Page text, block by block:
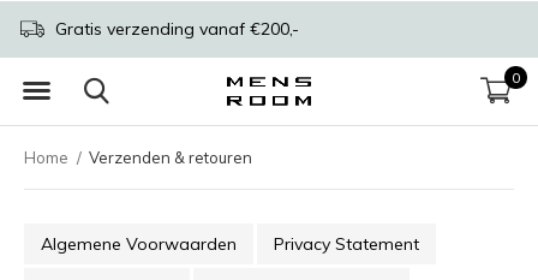
0
Gratis verzending vanaf €200,-
Home Verzenden & retouren
Algemene Voorwaarden Privacy Statement